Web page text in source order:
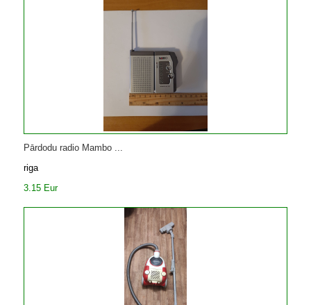
Pārdodu radio Mambo ...
riga
3.15 Eur